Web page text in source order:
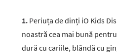
1. Periuța de dinți iO Kids
noastră cea mai bună
dură cu cariile, blândă cu